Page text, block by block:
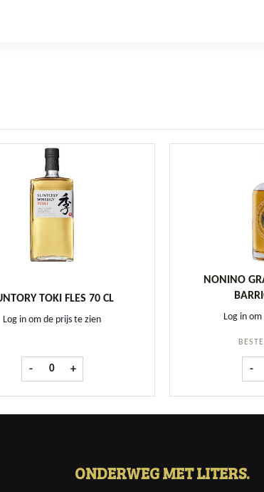
TOKI FLES 70 CL
Log in om de prijs te zien
- Suntory Toki fles 70 cl aantal
+
NONINO
Log in
-
ONDERWEG MET LITERS.